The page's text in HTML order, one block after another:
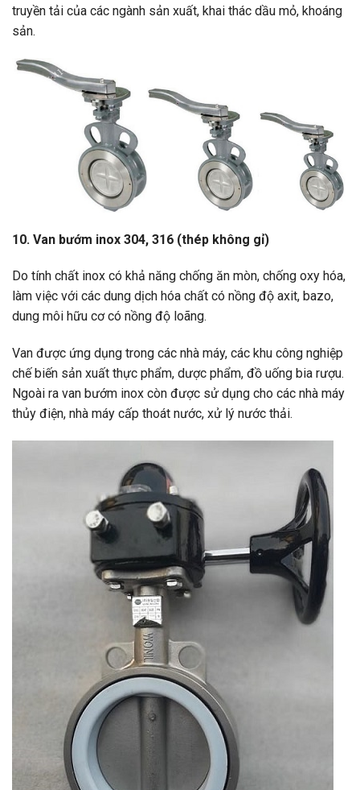
truyền tải của các ngành sản xuất, khai thác dầu mỏ, khoáng
sản.
10. Van bướm inox 304, 316 (thép không gỉ)
Do tính chất inox có khả năng chống ăn mòn, chống oxy hóa,
làm việc với các dung dịch hóa chất có nồng độ axit, bazo,
dung môi hữu cơ có nồng độ loãng.
Van được ứng dụng trong các nhà máy, các khu công nghiệp
chế biến sản xuất thực phẩm, dược phẩm, đồ uống bia rượu.
Ngoài ra van bướm inox còn được sử dụng cho các nhà máy
thủy điện, nhà máy cấp thoát nước, xử lý nước thải.